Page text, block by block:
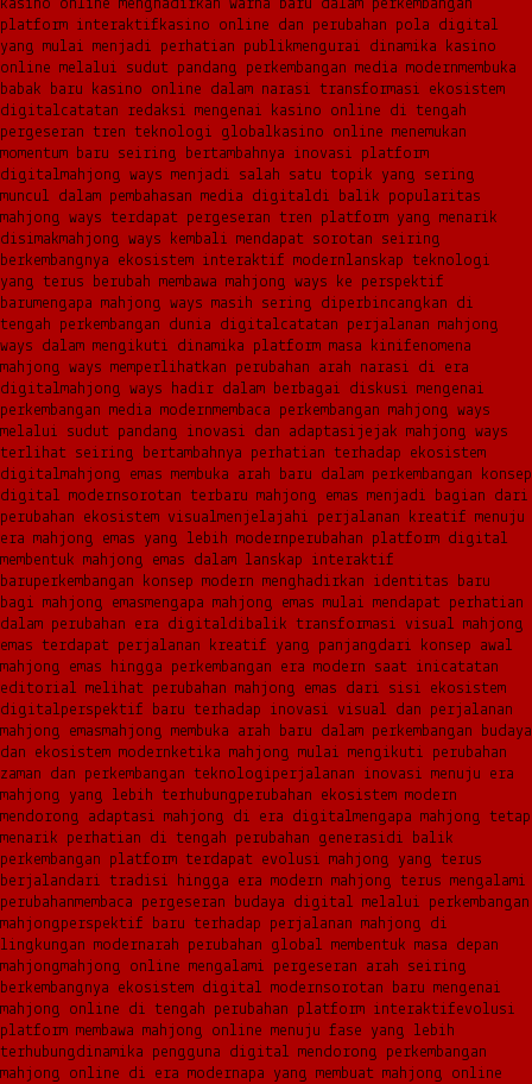
kasino online menghadirkan warna baru dalam perkembangan
platform interaktif kasino online dan perubahan pola digital
yang mulai menjadi perhatian publikmengurai dinamika kasino
online melalui sudut pandang perkembangan media modernmembuka
babak baru kasino online dalam narasi transformasi ekosistem
digitalcatatan redaksi mengenai kasino online di tengah
pergeseran tren teknologi global kasino online menemukan
momentum baru seiring bertambahnya inovasi platform
digitalmahjong ways menjadi salah satu topik yang sering
muncul dalam pembahasan media digitaldi balik popularitas
mahjong ways terdapat pergeseran tren platform yang menarik
disimakmahjong ways kembali mendapat sorotan seiring
berkembangnya ekosistem interaktif modernlanskap teknologi
yang terus berubah membawa mahjong ways ke perspektif
barumengapa mahjong ways masih sering diperbincangkan di
tengah perkembangan dunia digitalcatatan perjalanan mahjong
ways dalam mengikuti dinamika platform masa kinifenomena
mahjong ways memperlihatkan perubahan arah narasi di era
digitalmahjong ways hadir dalam berbagai diskusi mengenai
perkembangan media modernmembaca perkembangan mahjong ways
melalui sudut pandang inovasi dan adaptasijejak mahjong ways
terlihat seiring bertambahnya perhatian terhadap ekosistem
digitalmahjong emas membuka arah baru dalam perkembangan konsep
digital modernsorotan terbaru mahjong emas menjadi bagian dari
perubahan ekosistem visualmenjelajahi perjalanan kreatif menuju
era mahjong emas yang lebih modernperubahan platform digital
membentuk mahjong emas dalam lanskap interaktif
baruperkembangan konsep modern menghadirkan identitas baru
bagi mahjong emasmengapa mahjong emas mulai mendapat perhatian
dalam perubahan era digitaldibalik transformasi visual mahjong
emas terdapat perjalanan kreatif yang panjangdari konsep awal
mahjong emas hingga perkembangan era modern saat inicatatan
editorial melihat perubahan mahjong emas dari sisi ekosistem
digitalperspektif baru terhadap inovasi visual dan perjalanan
mahjong emasmahjong membuka arah baru dalam perkembangan budaya
dan ekosistem modern ketika mahjong mulai mengikuti perubahan
zaman dan perkembangan teknologiperjalanan inovasi menuju era
mahjong yang lebih terhubungperubahan ekosistem modern
mendorong adaptasi mahjong di era digitalmengapa mahjong tetap
menarik perhatian di tengah perubahan generasidi balik
perkembangan platform terdapat evolusi mahjong yang terus
berjalandari tradisi hingga era modern mahjong terus mengalami
perubahanmembaca pergeseran budaya digital melalui perkembangan
mahjongperspektif baru terhadap perjalanan mahjong di
lingkungan modernarah perubahan global membentuk masa depan
mahjongmahjong online mengalami pergeseran arah seiring
berkembangnya ekosistem digital modernsorotan baru mengenai
mahjong online di tengah perubahan platform interaktifevolusi
platform membawa mahjong online menuju fase yang lebih
terhubungdinamika pengguna digital mendorong perkembangan
mahjong online di era modernapa yang membuat mahjong online